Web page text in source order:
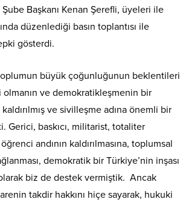
Başkanı Kenan Şerefli, üyeleri ile
düzenlediği basın toplantısı ile
gösterdi.
toplumun büyük çoğunluğunun beklentileri
ve demokratikleşmenin bir
ve sivilleşme adına önemli bir
Gerici, baskıcı, militarist, totaliter
andının kaldırılmasına, toplumsal
demokratik bir Türkiye’nin inşası
biz de destek vermiştik. Ancak
takdir hakkını hiçe sayarak, hukuki